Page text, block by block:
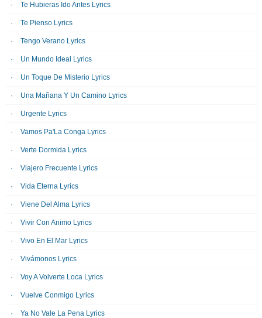
Te Hubieras Ido Antes Lyrics
Te Pienso Lyrics
Tengo Verano Lyrics
Un Mundo Ideal Lyrics
Un Toque De Misterio Lyrics
Una Mañana Y Un Camino Lyrics
Urgente Lyrics
Vamos Pa'La Conga Lyrics
Verte Dormida Lyrics
Viajero Frecuente Lyrics
Vida Eterna Lyrics
Viene Del Alma Lyrics
Vivir Con Animo Lyrics
Vivo En El Mar Lyrics
Vivámonos Lyrics
Voy A Volverte Loca Lyrics
Vuelve Conmigo Lyrics
Ya No Vale La Pena Lyrics